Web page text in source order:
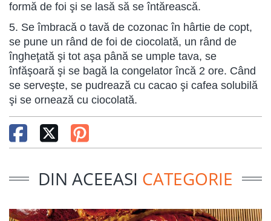
formă de foi şi se lasă să se întărească.
5. Se îmbracă o tavă de cozonac în hârtie de copt,
se pune un rând de foi de ciocolată, un rând de
îngheţată şi tot aşa până se umple tava, se
înfăşoară şi se bagă la congelator încă 2 ore. Când
se serveşte, se pudrează cu cacao şi cafea solubilă
şi se ornează cu ciocolată.
DIN ACEEASI CATEGORIE